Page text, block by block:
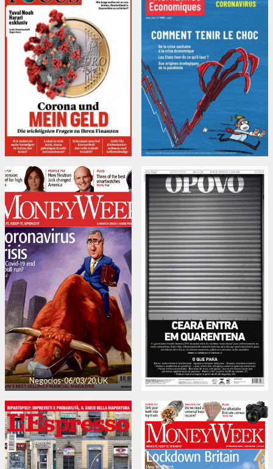
Negocios-06/03/20,UK